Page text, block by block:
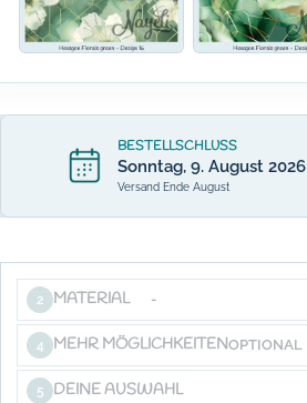
BESTELLSCHLUSS
Sonntag, 9. August 2026
Versand Ende August
2 MATERIAL -
4 MEHR MÖGLICHKEITENOPTIONAL
5 DEINE AUSWAHL